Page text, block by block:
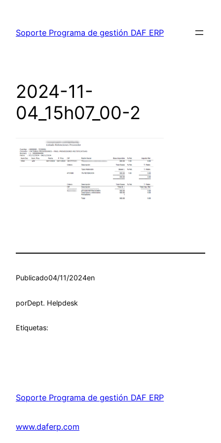
contenido
Soporte Programa de gestión DAF ERP
2024-11-
04_15h07_00-2
Publicado04/11/2024en
porDept. Helpdesk
Etiquetas:
Soporte Programa de gestión DAF ERP
www.daferp.com